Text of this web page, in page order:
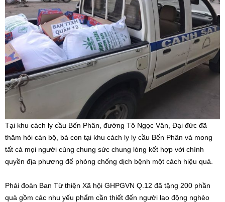
Tại khu cách ly cầu Bến Phân, đường Tô Ngọc Vân, Đại đức đã
thăm hỏi cán bộ, bà con tại khu cách ly ly cầu Bến Phân và mong
tất cả mọi người cùng chung sức chung lòng kết hợp với chính
quyền địa phương để phòng chống dịch bệnh một cách hiệu quả.
Phái đoàn Ban Từ thiện Xã hội GHPGVN Q.12 đã tặng 200 phần
quà gồm các nhu yếu phẩm cần thiết đến người lao động nghèo